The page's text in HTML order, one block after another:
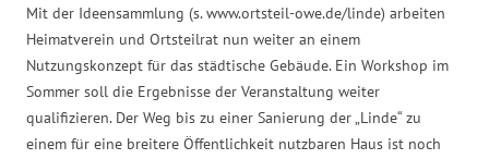
Mit der Ideensammlung (s. www.ortsteil-owe.de/linde) arbeiten
Heimatverein und Ortsteilrat nun weiter an einem
Nutzungskonzept für das städtische Gebäude. Ein Workshop im
Sommer soll die Ergebnisse der Veranstaltung weiter
qualifizieren. Der Weg bis zu einer Sanierung der „Linde“ zu
einem für eine breitere Öffentlichkeit nutzbaren Haus ist noch